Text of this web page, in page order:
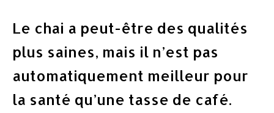
Le chai a peut-être des qualités
plus saines, mais il n’est pas
automatiquement meilleur pour
la santé qu’une tasse de café.